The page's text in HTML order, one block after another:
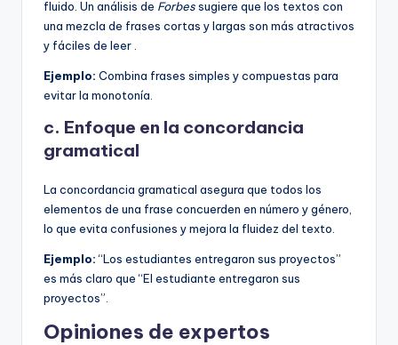
fluido. Un análisis de Forbessugiere que los textos con
una mezcla de frases cortas y largas son más atractivos
y fáciles de leer .
Ejemplo: Combina frases simples y compuestas para
evitar la monotonía.
c. Enfoque en la concordancia
gramatical
La concordancia gramatical asegura que todos los
elementos de una frase concuerden en número y género,
lo que evita confusiones y mejora la fluidez del texto.
Ejemplo:“Los estudiantes entregaron sus proyectos”
es más claro que “El estudiante entregaron sus
proyectos”.
Opiniones de expertos